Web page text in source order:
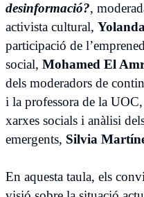
desinformació?,
activista cultural,
participació de
social, Mohamed El
dels moderadors de
i la professora de la
xarxes socials i anàlisi
emergents, Silvia
En aquesta taula, els